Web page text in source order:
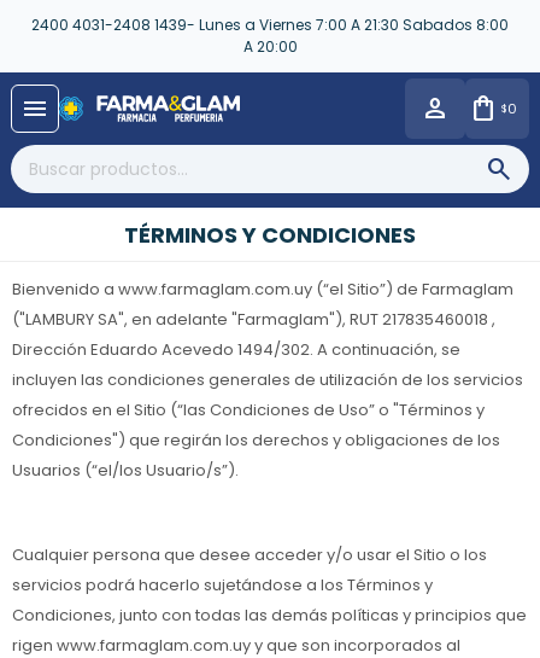
2400 4031-2408 1439- Lunes a Viernes 7:00 A 21:30 Sabados 8:00
A 20:00
menu $0
TÉRMINOS Y CONDICIONES
Bienvenido a www.farmaglam.com.uy (“el Sitio”) de Farmaglam
("LAMBURY SA", en adelante "Farmaglam"), RUT 217835460018 ,
Dirección Eduardo Acevedo 1494/302. A continuación, se
incluyen las condiciones generales de utilización de los servicios
ofrecidos en el Sitio (“las Condiciones de Uso” o "Términos y
Condiciones") que regirán los derechos y obligaciones de los
Usuarios (“el/los Usuario/s”).
Cualquier persona que desee acceder y/o usar el Sitio o los
servicios podrá hacerlo sujetándose a los Términos y
Condiciones, junto con todas las demás políticas y principios que
rigen www.farmaglam.com.uy y que son incorporados al